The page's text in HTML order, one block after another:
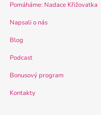
Pomáháme: Nadace Křižovatka
Napsali o nás
Blog
Podcast
Bonusový program
Kontakty